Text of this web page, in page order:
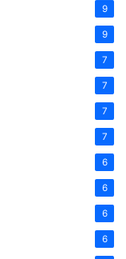
9
9
7
7
7
7
6
6
6
6